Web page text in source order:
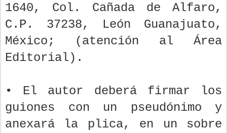
1640, Col. Cañada de Alfaro,
C.P. 37238, León Guanajuato,
México; (atención al Área
Editorial).
• El autor deberá firmar los
guiones con un pseudónimo y
anexará la plica, en un sobre